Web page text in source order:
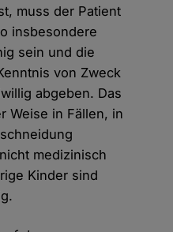
muss der Patient
insbesondere
sein und die
von Zweck
abgeben. Das
Weise in Fällen, in
medizinisch
Kinder sind